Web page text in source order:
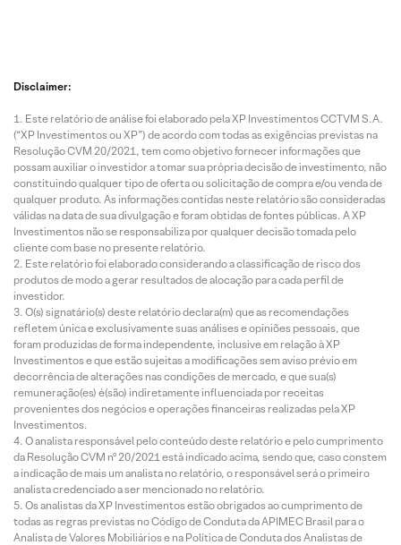
Disclaimer:
Este relatório de análise foi elaborado pela XP Investimentos CCTVM S.A.
(“XP Investimentos ou XP”) de acordo com todas as exigências previstas na
Resolução CVM 20/2021, tem como objetivo fornecer informações que
possam auxiliar o investidor a tomar sua própria decisão de investimento, não
constituindo qualquer tipo de oferta ou solicitação de compra e/ou venda de
qualquer produto. As informações contidas neste relatório são consideradas
válidas na data de sua divulgação e foram obtidas de fontes públicas. A XP
Investimentos não se responsabiliza por qualquer decisão tomada pelo
cliente com base no presente relatório.
Este relatório foi elaborado considerando a classificação de risco dos
produtos de modo a gerar resultados de alocação para cada perfil de
investidor.
O(s) signatário(s) deste relatório declara(m) que as recomendações
refletem única e exclusivamente suas análises e opiniões pessoais, que
foram produzidas de forma independente, inclusive em relação à XP
Investimentos e que estão sujeitas a modificações sem aviso prévio em
decorrência de alterações nas condições de mercado, e que sua(s)
remuneração(es) é(são) indiretamente influenciada por receitas
provenientes dos negócios e operações financeiras realizadas pela XP
Investimentos.
O analista responsável pelo conteúdo deste relatório e pelo cumprimento
da Resolução CVM nº 20/2021 está indicado acima, sendo que, caso constem
a indicação de mais um analista no relatório, o responsável será o primeiro
analista credenciado a ser mencionado no relatório.
Os analistas da XP Investimentos estão obrigados ao cumprimento de
todas as regras previstas no Código de Conduta da APIMEC Brasil para o
Analista de Valores Mobiliários e na Política de Conduta dos Analistas de